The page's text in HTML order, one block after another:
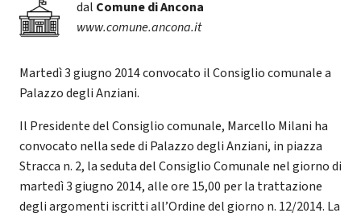
dal Comune di Ancona
www.comune.ancona.it
Martedì 3 giugno 2014 convocato il Consiglio comunale a
Palazzo degli Anziani.
Il Presidente del Consiglio comunale, Marcello Milani ha
convocato nella sede di Palazzo degli Anziani, in piazza
Stracca n. 2, la seduta del Consiglio Comunale nel giorno di
martedì 3 giugno 2014, alle ore 15,00 per la trattazione
degli argomenti iscritti all’Ordine del giorno n. 12/2014. La